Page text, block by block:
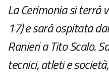
La Cerimonia si terrà
17) e sarà ospitata
Ranieri a Tito Scalo.
tecnici, atleti e